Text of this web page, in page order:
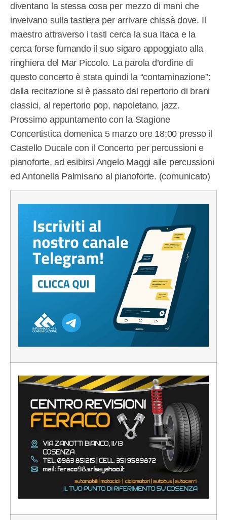
diventano la stessa cosa per mezzo di mani che
inveivano sulla tastiera per arrivare chissà dove. Il
maestro attraverso i tasti cerca la sua Itaca e la
cerca forse fumando il suo sigaro appoggiato alla
ringhiera del Mar Piccolo. La parola d’ordine di
questo concerto è stata quindi la “contaminazione”:
dalla recitazione si è passato dal repertorio di brani
classici, al repertorio pop, napoletano, jazz.
Prossimo appuntamento con la Stagione
Concertistica domenica 5 marzo ore 18:00 presso il
Castello Ducale con il Concerto per percussioni e
pianoforte, ad esibirsi Angelo Maggi alle percussioni
ed Antonella Palmisano al pianoforte. (comunicato)